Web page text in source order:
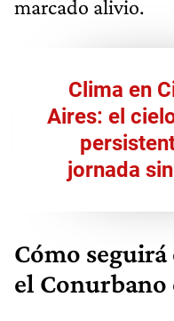
marcado alivio.
Clima en
Aires: el
jornada
Cómo
el Conurbano